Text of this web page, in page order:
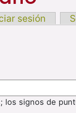
sesión
los signos de